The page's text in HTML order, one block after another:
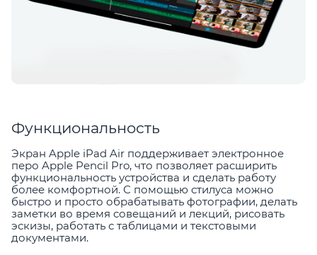
Функциональность
Экран Apple iPad Air поддерживает электронное
перо Apple Pencil Pro, что позволяет расширить
функциональность устройства и сделать работу
более комфортной. С помощью стилуса можно
быстро и просто обрабатывать фотографии, делать
заметки во время совещаний и лекций, рисовать
эскизы, работать с таблицами и текстовыми
документами.